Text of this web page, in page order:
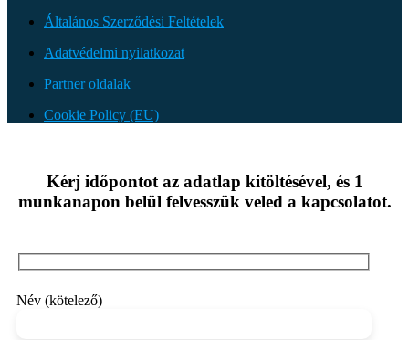
Általános Szerződési Feltételek
Adatvédelmi nyilatkozat
Partner oldalak
Cookie Policy (EU)
Kérj időpontot az adatlap kitöltésével, és 1
munkanapon belül felvesszük veled a kapcsolatot.
Név (kötelező)